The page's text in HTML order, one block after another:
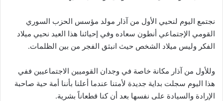
نجتمع اليوم لنحيي الأول من آذار مولد مؤسس الحزب السوري
القومي الإجتماعي أنطون سعاده وفي إحيائنا هذا العيد نحيي ميلاد
الفكر وليس ميلاد الشخص حيث انبثق الفجر من بين الظلمات.
وللأول من آذار مكانة خاصة في وجدان القوميين الاجتماعيين ففي
هذا اليوم سجلت بداية جديدة لأمتنا عندما أعلنا بأننا أمة حية صاحبة
الإرادة والسيادة على نفسها بعد أن كنا قطعاناً بشرية.